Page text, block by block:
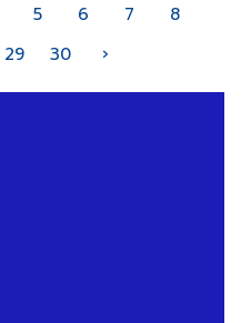
5 6 7
8
29 30 ›